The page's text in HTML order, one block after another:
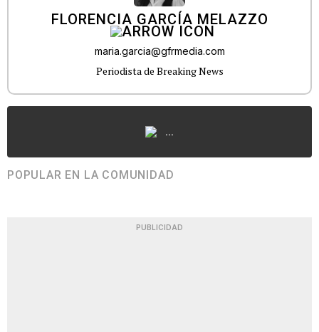
FLORENCIA GARCÍA MELAZZO
maria.garcia@gfrmedia.com
Periodista de Breaking News
...
POPULAR EN LA COMUNIDAD
PUBLICIDAD